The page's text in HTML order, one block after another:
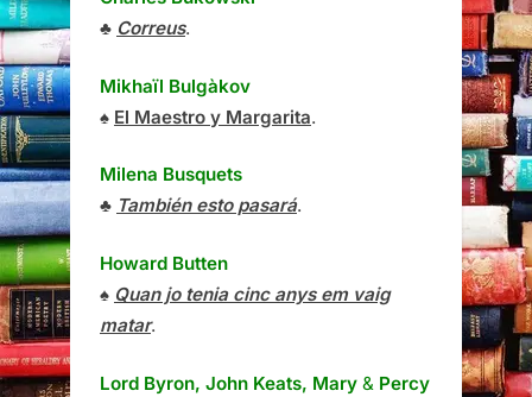
♣ Correus.
Mikhaïl Bulgàkov
♠ El Maestro y Margarita.
Milena Busquets
♣ También esto pasará.
Howard Butten
♠ Quan jo tenia cinc anys em vaig
matar.
Lord Byron, John Keats, Mary & Percy